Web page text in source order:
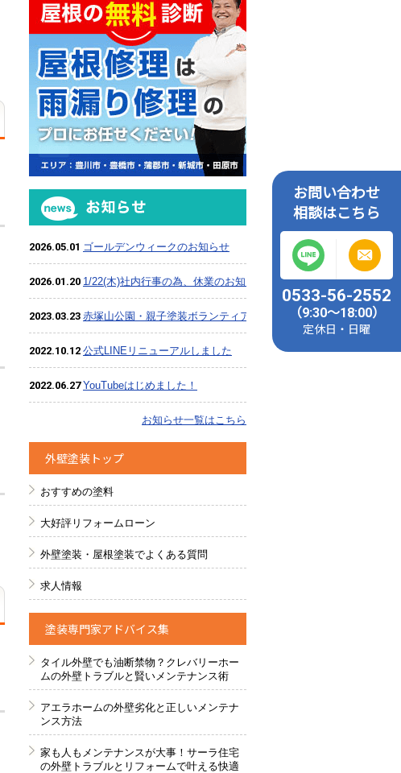
お知らせ
2026.05.01 ゴールデンウィークのお知らせ
2026.01.20 1/22(木)社内行事の為、休業のお知らせ
2023.03.23 赤塚山公園・親子塗装ボランティア、大盛況のうち終了しました
2022.10.12 公式LINEリニューアルしました
2022.06.27YouTubeはじめました！
お知らせ一覧はこちら
外壁塗装トップ
おすすめの塗料
大好評リフォームローン
外壁塗装・屋根塗装でよくある質問
求人情報
塗装専門家アドバイス集
タイル外壁でも油断禁物？クレバリーホー
ムの外壁トラブルと賢いメンテナンス術
アエラホームの外壁劣化と正しいメンテナ
ンス方法
家も人もメンテナンスが大事！サーラ住宅
の外壁トラブルとリフォームで叶える快適
お問い合わせ
相談はこちら
0533-56-2552
（9:30～18:00）
定休日・日曜